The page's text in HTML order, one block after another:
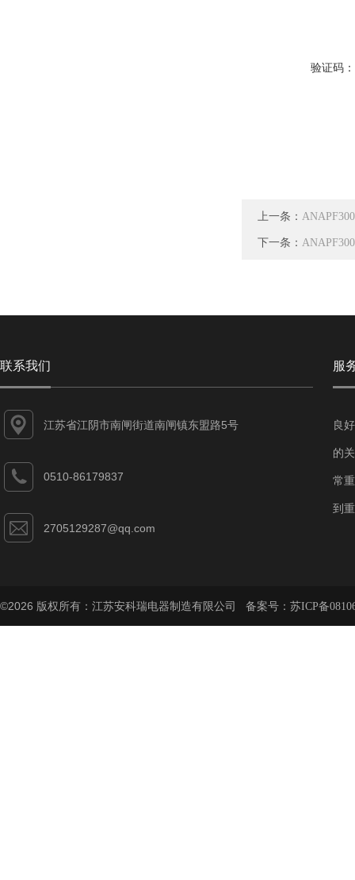
验证码：
上一条：
下一条：
联系我们
江苏省江阴市南闸街道南闸镇东盟路5号
0510-86179837
2705129287@qq.com
服
良
的
常
到
©2026 版权所有：江苏安科瑞电器制造有限公司 备案号： 苏ICP备